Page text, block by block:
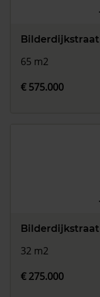
65 m2
€ 575.000
Bilderdijkstraat
32 m2
€ 275.000